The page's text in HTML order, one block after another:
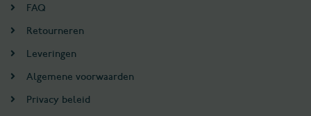
FAQ
Retourneren
Leveringen
Algemene voorwaarden
Privacy beleid